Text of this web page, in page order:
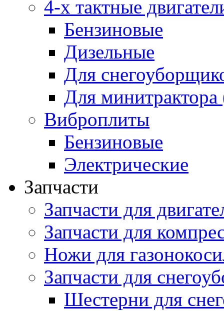
4-х тактные
Бензиновые
Дизельные
Для
Для минитрактора
Виброплиты
Бензиновые
Электрические
Запчасти
Запчасти для
Запчасти для
Ножи для
Запчасти для
Шестерни для